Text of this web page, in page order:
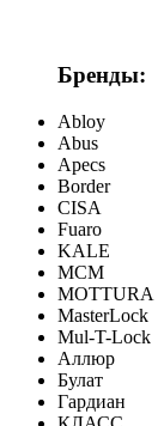
Бренды:
Abloy
Abus
Apecs
Border
CISA
Fuaro
KALE
MCM
MOTTURA
MasterLock
Mul-T-Lock
Аллюр
Булат
Гардиан